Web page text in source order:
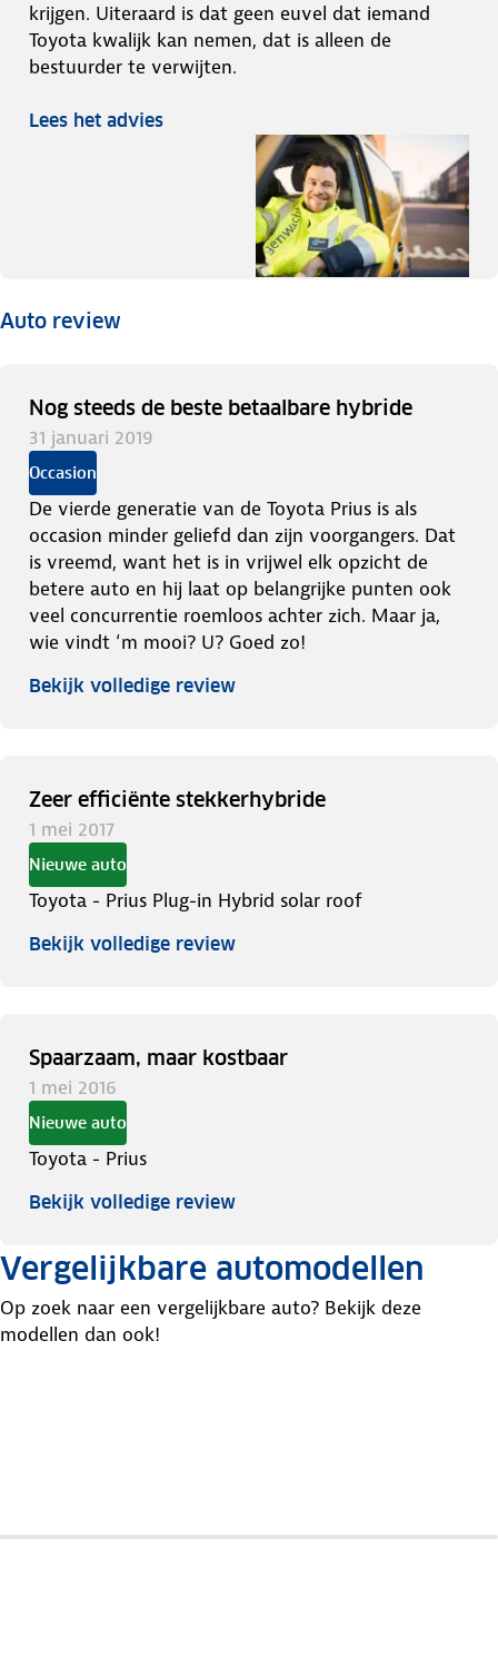
krijgen. Uiteraard is dat geen euvel dat iemand
Toyota kwalijk kan nemen, dat is alleen de
bestuurder te verwijten.
Lees het advies
Auto review
Nog steeds de beste betaalbare hybride
31 januari 2019
Occasion
De vierde generatie van de Toyota Prius is als
occasion minder geliefd dan zijn voorgangers. Dat
is vreemd, want het is in vrijwel elk opzicht de
betere auto en hij laat op belangrijke punten ook
veel concurrentie roemloos achter zich. Maar ja,
wie vindt ‘m mooi? U? Goed zo!
Bekijk volledige review
Zeer efficiënte stekkerhybride
1 mei 2017
Nieuwe auto
Toyota - Prius Plug-in Hybrid solar roof
Bekijk volledige review
Spaarzaam, maar kostbaar
1 mei 2016
Nieuwe auto
Toyota - Prius
Bekijk volledige review
Vergelijkbare automodellen
Op zoek naar een vergelijkbare auto? Bekijk deze
modellen dan ook!